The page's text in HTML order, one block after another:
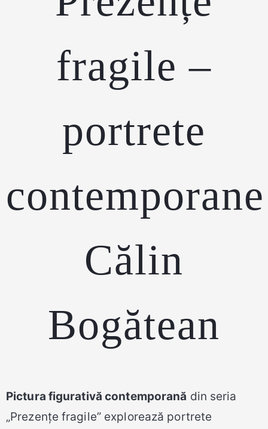
fragile –
portrete
contemporane
Călin
Bogătean
Pictura figurativă contemporană din seria
„Prezențe fragile” explorează portrete